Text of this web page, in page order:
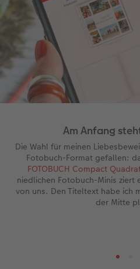
Interessant ist in diesem
CEWE myPhotos
- damit
sortieren und
Fotoprojekte verwalten.
beispielsweise in der
setzen Ihr CEWE
Fotowelt Software
Am Anfang
Die Wahl für meinen
Fotobuch-Format gefallen:
FOTOBUCH Compact
niedlichen Fotobuch-Minis
von uns. Den Titeltext habe ich
der Mitte